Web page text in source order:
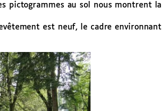
pictogrammes au sol nous montrent la
est neuf, le cadre environnant